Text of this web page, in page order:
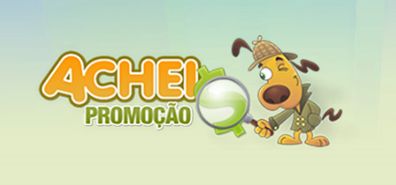
conteúdo